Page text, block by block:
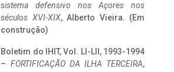
sistema defensivo nos Açores nos
séculos XVI-XIX, Alberto Vieira. (Em
construção)
Boletim do IHIT, Vol. LI-LII, 1993-1994
– FORTIFICAÇÃO DA ILHA TERCEIRA,